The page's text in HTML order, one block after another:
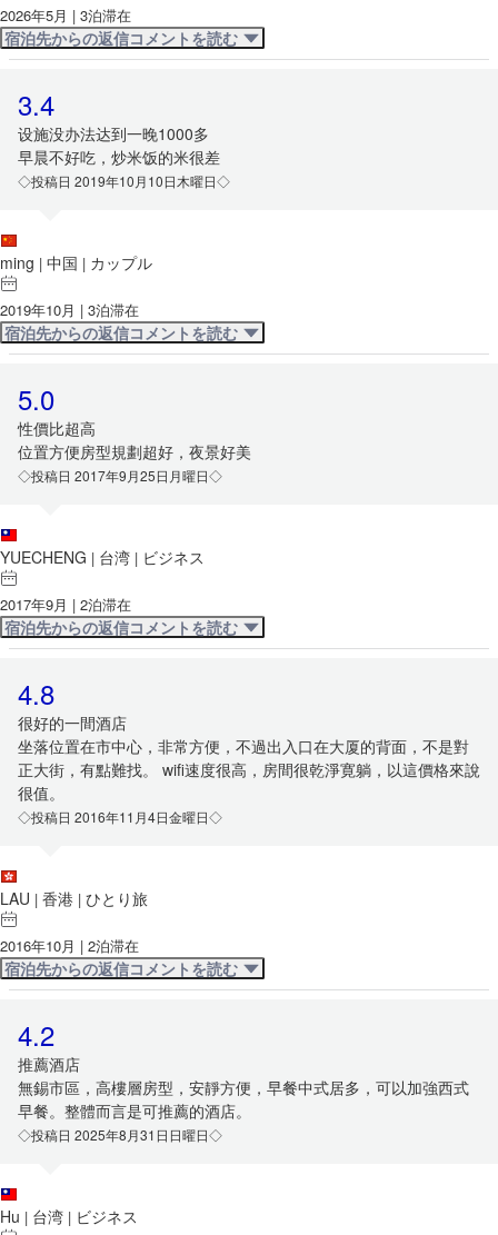
2026年5月 | 3泊滞在
宿泊先からの返信コメントを読む
3.4
设施没办法达到一晚1000多
早晨不好吃，炒米饭的米很差
◇投稿日 2019年10月10日木曜日◇
ming | 中国 | カップル
2019年10月 | 3泊滞在
宿泊先からの返信コメントを読む
5.0
性價比超高
位置方便房型規劃超好，夜景好美
◇投稿日 2017年9月25日月曜日◇
YUECHENG | 台湾 | ビジネス
2017年9月 | 2泊滞在
宿泊先からの返信コメントを読む
4.8
很好的一間酒店
坐落位置在市中心，非常方便，不過出入口在大厦的背面，不是對
正大街，有點難找。 wifi速度很高，房間很乾淨寛躺，以這價格來說
很值。
◇投稿日 2016年11月4日金曜日◇
LAU | 香港 | ひとり旅
2016年10月 | 2泊滞在
宿泊先からの返信コメントを読む
4.2
推薦酒店
無錫市區，高樓層房型，安靜方便，早餐中式居多，可以加強西式
早餐。整體而言是可推薦的酒店。
◇投稿日 2025年8月31日日曜日◇
Hu | 台湾 | ビジネス